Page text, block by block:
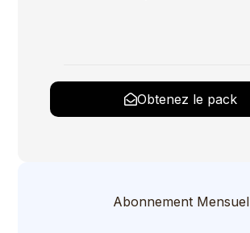
Obtenez le pack
Abonnement Mensuel